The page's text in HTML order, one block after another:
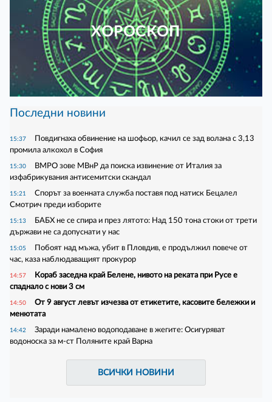
ХОРОСКОП
Последни новини
15:37
Повдигнаха обвинение на шофьор, качил се зад волана с 3,13
промила алкохол в София
15:30
ВМРО зове МВнР да поиска извинение от Италия за
изфабрикувания антисемитски скандал
15:21
Спорът за военната служба поставя под натиск Бецалел
Смотрич преди изборите
15:13
БАБХ не се спира и през лятото: Над 150 тона стоки от трети
държави не са допуснати у нас
15:05
Побоят над мъжа, убит в Пловдив, е продължил повече от
час, каза наблюдаващият прокурор
14:57
Кораб заседна край Белене, нивото на реката при Русе е
спаднало с нови 3 см
14:50
От 9 август левът изчезва от етикетите, касовите бележки и
менютата
14:42
Заради намалено водоподаване в жегите: Осигуряват
водоноска за м-ст Поляните край Варна
ВСИЧКИ НОВИНИ